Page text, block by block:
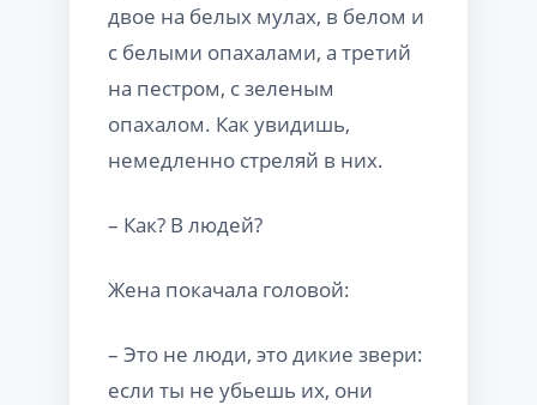
двое на белых мулах, в белом и
с белыми опахалами, а третий
на пестром, с зеленым
опахалом. Как увидишь,
немедленно стреляй в них.
– Как? В людей?
Жена покачала головой:
– Это не люди, это дикие звери:
если ты не убьешь их, они